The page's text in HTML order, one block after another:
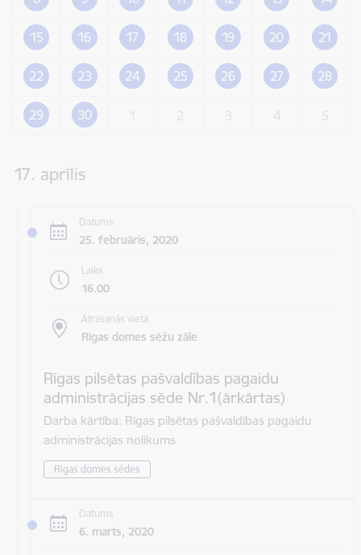
15 16 17 18 19 20 21
22 23 24 25 26 27 28
29 30
17. aprīlis
Datums
25. februāris, 2020
Laiks
16.00
Atrašanās vieta
Rīgas domes sēžu zāle
Rīgas pilsētas pašvaldības pagaidu
administrācijas sēde Nr.1(ārkārtas)
Darba kārtība: Rīgas pilsētas pašvaldības pagaidu
administrācijas nolikums
Rīgas domes sēdes
Datums
6. marts, 2020